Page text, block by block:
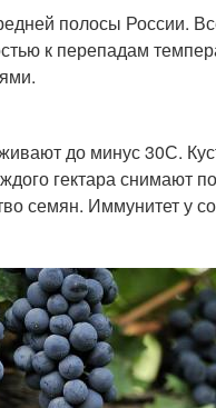
полосы России.
к перепадам
до минус 30С.
гектара снимают
семян. Иммунитет у